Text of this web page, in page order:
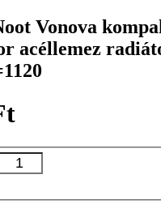
Vonova
acéllemez